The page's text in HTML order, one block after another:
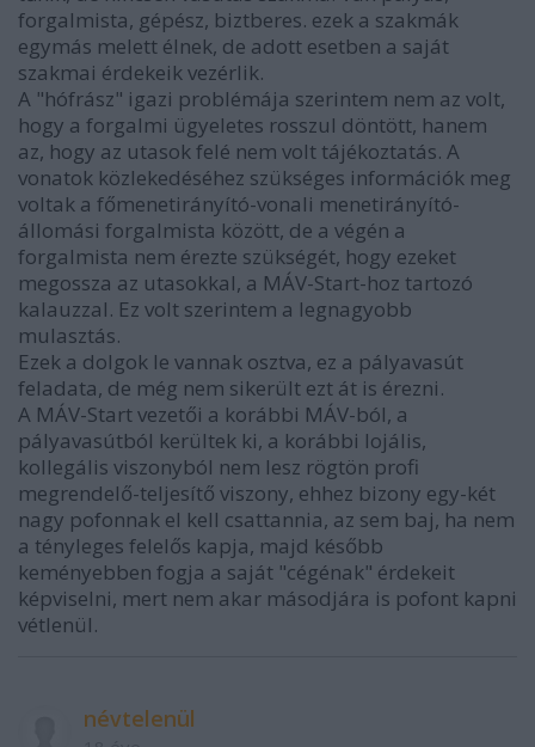
forgalmista, gépész, biztberes. ezek a szakmák
egymás melett élnek, de adott esetben a saját
szakmai érdekeik vezérlik.
A "hófrász" igazi problémája szerintem nem az volt,
hogy a forgalmi ügyeletes rosszul döntött, hanem
az, hogy az utasok felé nem volt tájékoztatás. A
vonatok közlekedéséhez szükséges információk meg
voltak a főmenetirányító-vonali menetirányító-
állomási forgalmista között, de a végén a
forgalmista nem érezte szükségét, hogy ezeket
megossza az utasokkal, a MÁV-Start-hoz tartozó
kalauzzal. Ez volt szerintem a legnagyobb
mulasztás.
Ezek a dolgok le vannak osztva, ez a pályavasút
feladata, de még nem sikerült ezt át is érezni.
A MÁV-Start vezetői a korábbi MÁV-ból, a
pályavasútból kerültek ki, a korábbi lojális,
kollegális viszonyból nem lesz rögtön profi
megrendelő-teljesítő viszony, ehhez bizony egy-két
nagy pofonnak el kell csattannia, az sem baj, ha nem
a tényleges felelős kapja, majd később
keményebben fogja a saját "cégénak" érdekeit
képviselni, mert nem akar másodjára is pofont kapni
vétlenül.
névtelenül